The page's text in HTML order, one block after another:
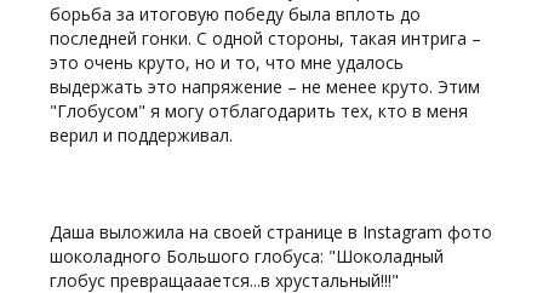
борьба за итоговую победу была вплоть до
последней гонки. С одной стороны, такая интрига –
это очень круто, но и то, что мне удалось
выдержать это напряжение – не менее круто. Этим
"Глобусом" я могу отблагодарить тех, кто в меня
верил и поддерживал.
Даша выложила на своей странице в Instagram фото
шоколадного Большого глобуса: "Шоколадный
глобус превращааается...в хрустальный!!!"